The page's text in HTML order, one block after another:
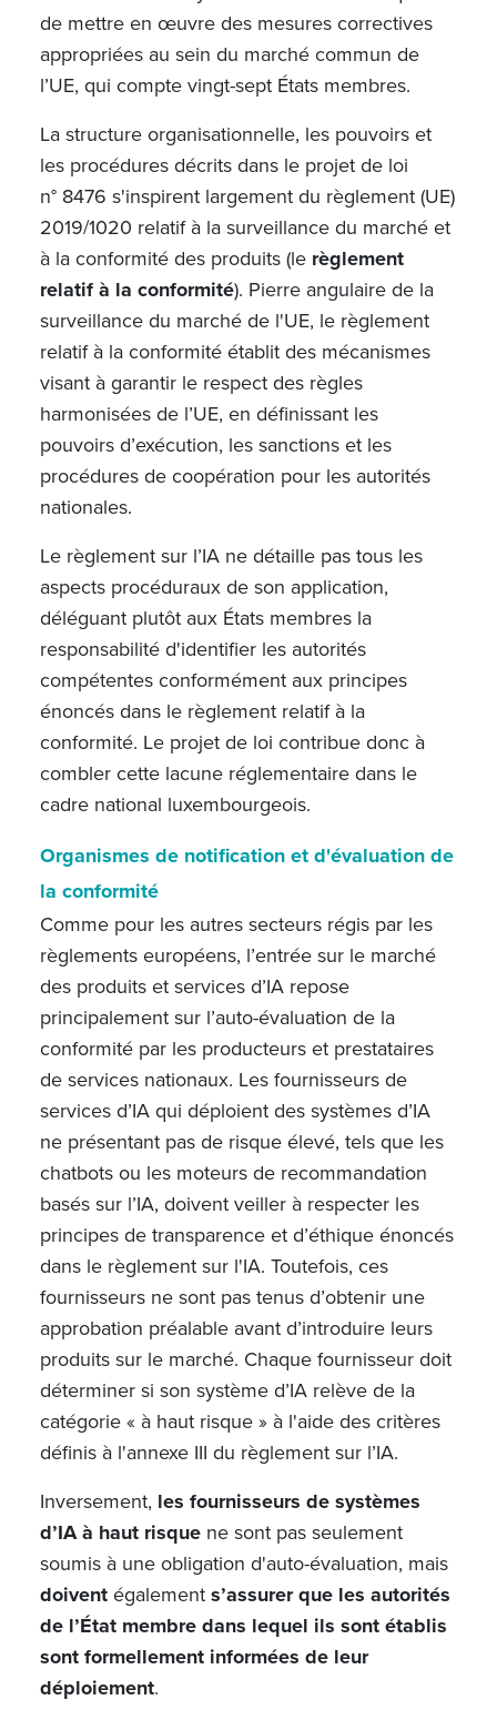
de mettre en œuvre des mesures correctives
appropriées au sein du marché commun de
l’UE, qui compte vingt-sept États membres.
La structure organisationnelle, les pouvoirs et
les procédures décrits dans le projet de loi
n° 8476 s'inspirent largement du règlement (UE)
2019/1020 relatif à la surveillance du marché et
à la conformité des produits (le règlement
relatif à la conformité). Pierre angulaire de la
surveillance du marché de l'UE, le règlement
relatif à la conformité établit des mécanismes
visant à garantir le respect des règles
harmonisées de l’UE, en définissant les
pouvoirs d’exécution, les sanctions et les
procédures de coopération pour les autorités
nationales.
Le règlement sur l’IA ne détaille pas tous les
aspects procéduraux de son application,
déléguant plutôt aux États membres la
responsabilité d'identifier les autorités
compétentes conformément aux principes
énoncés dans le règlement relatif à la
conformité. Le projet de loi contribue donc à
combler cette lacune réglementaire dans le
cadre national luxembourgeois.
Organismes de notification et d'évaluation de
la conformité
Comme pour les autres secteurs régis par les
règlements européens, l’entrée sur le marché
des produits et services d’IA repose
principalement sur l’auto-évaluation de la
conformité par les producteurs et prestataires
de services nationaux. Les fournisseurs de
services d’IA qui déploient des systèmes d’IA
ne présentant pas de risque élevé, tels que les
chatbots ou les moteurs de recommandation
basés sur l’IA, doivent veiller à respecter les
principes de transparence et d’éthique énoncés
dans le règlement sur l'IA. Toutefois, ces
fournisseurs ne sont pas tenus d’obtenir une
approbation préalable avant d’introduire leurs
produits sur le marché. Chaque fournisseur doit
déterminer si son système d’IA relève de la
catégorie « à haut risque » à l'aide des critères
définis à l'annexe III du règlement sur l’IA.
Inversement, les fournisseurs de systèmes
d’IA à haut risque ne sont pas seulement
soumis à une obligation d'auto-évaluation, mais
doiventégalements’assurer que les autorités
de l’État membre dans lequel ils sont établis
sont formellement informées de leur
déploiement.